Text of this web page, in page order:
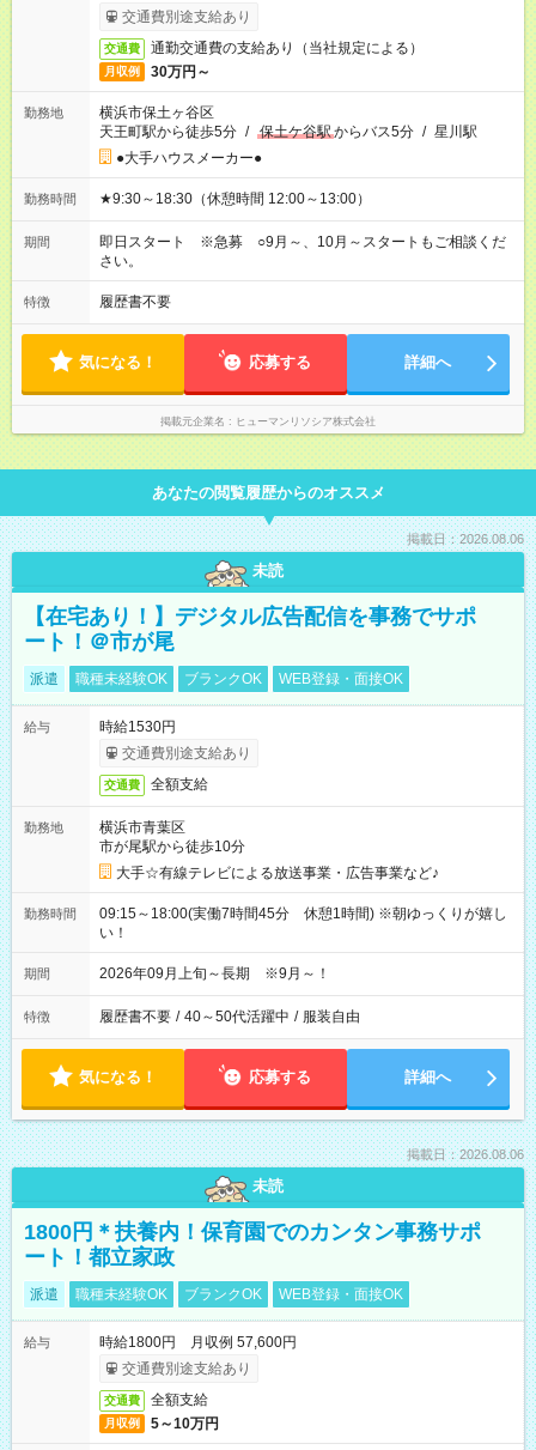
交通費別途支給あり
交通費 通勤交通費の支給あり（当社規定による）
月収例 30万円～
勤務地
横浜市保土ヶ谷区
天王町駅から徒歩5分 / 保土ケ谷駅からバス5分 / 星川駅
●大手ハウスメーカー●
勤務時間 ★9:30～18:30（休憩時間 12:00～13:00）
期間
即日スタート ※急募 ○9月～、10月～スタートもご相談くだ
さい。
特徴 履歴書不要
気になる！ 応募する 詳細へ
掲載元企業名 ヒューマンリソシア株式会社
あなたの閲覧履歴からのオススメ
掲載日：2026.08.06
未読
【在宅あり！】デジタル広告配信を事務でサポ
ート！＠市が尾
派遣 職種未経験OK ブランクOK WEB登録・面接OK
給与
時給1530円
交通費別途支給あり
交通費 全額支給
勤務地
横浜市青葉区
市が尾駅から徒歩10分
大手☆有線テレビによる放送事業・広告事業など♪
勤務時間
09:15～18:00(実働7時間45分 休憩1時間) ※朝ゆっくりが嬉し
い！
期間 2026年09月上旬～長期 ※9月～！
特徴 履歴書不要 / 40～50代活躍中 / 服装自由
気になる！ 応募する 詳細へ
掲載日：2026.08.06
未読
1800円＊扶養内！保育園でのカンタン事務サポ
ート！都立家政
派遣 職種未経験OK ブランクOK WEB登録・面接OK
給与
時給1800円 月収例 57,600円
交通費別途支給あり
交通費 全額支給
月収例 5～10万円